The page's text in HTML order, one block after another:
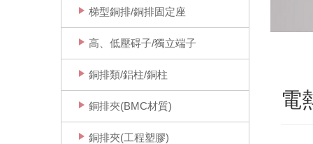
梯型銅排/銅排固定座
高、低壓碍子/獨立端子
銅排類/鋁柱/銅柱
銅排夾(BMC材質)
銅排夾(工程塑膠)
電